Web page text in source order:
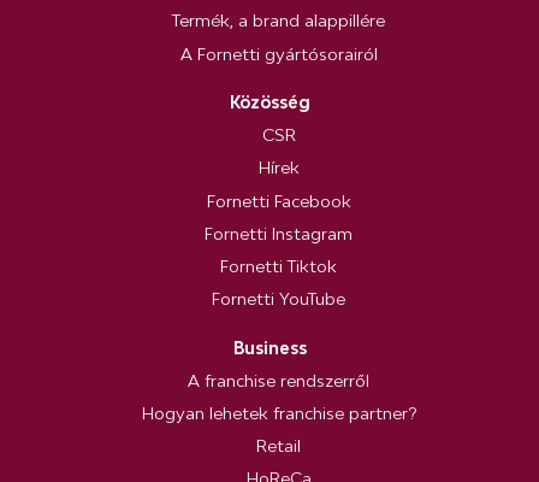
Termék, a brand alappillére
A Fornetti gyártósorairól
Közösség
CSR
Hírek
Fornetti Facebook
Fornetti Instagram
Fornetti Tiktok
Fornetti YouTube
Business
A franchise rendszerről
Hogyan lehetek franchise partner?
Retail